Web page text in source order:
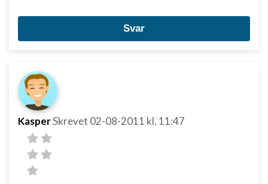
Svar
KasperSkrevet 02-08-2011 kl. 11:47